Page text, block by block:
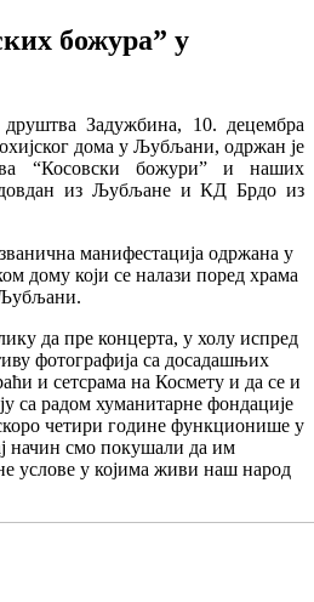
божура” у
Задужбина, 10. децембра
дома у Љубљани, одржан је
“Косовски божури” и наших
из Љубљане и КД Брдо из
манифестација одржана у
дому који се налази поред храма
да пре концерта, у холу испред
фотографија са досадашњих
и сетсрама на Космету и да се и
са радом хуманитарне фондације
четири године функционише у
начин смо покушали да им
услове у којима живи наш народ